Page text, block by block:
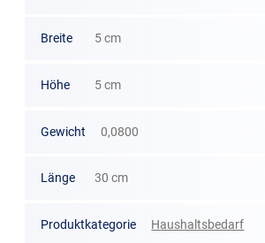
Breite 5 cm
Höhe 5 cm
Gewicht 0,0800
Länge 30 cm
Produktkategorie Haushaltsbedarf